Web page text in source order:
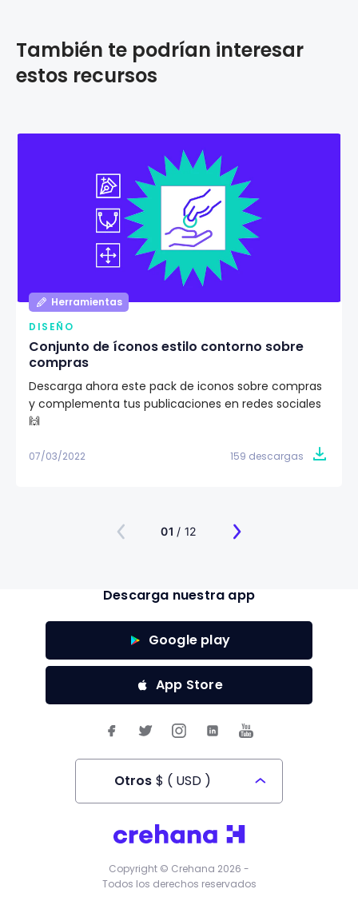
También te podrían interesar
estos recursos
Herramientas
DISEÑO
Conjunto de íconos estilo contorno sobre
compras
Descarga ahora este pack de iconos sobre compras
y complementa tus publicaciones en redes sociales
🙌
07/03/2022 159 descargas
01 / 12
Descarga nuestra app
Google play
App Store
Otros $ ( USD )
Todos los derechos reservados